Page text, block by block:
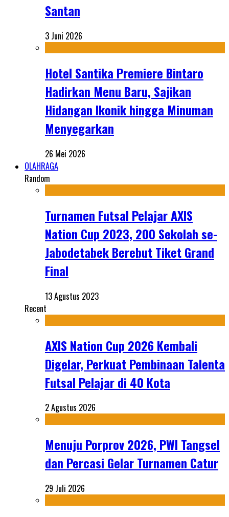
Santan
3 Juni 2026
Hotel Santika Premiere Bintaro
Hadirkan Menu Baru, Sajikan
Hidangan Ikonik hingga Minuman
Menyegarkan
26 Mei 2026
OLAHRAGA
Random
Turnamen Futsal Pelajar AXIS
Nation Cup 2023, 200 Sekolah se-
Jabodetabek Berebut Tiket Grand
Final
13 Agustus 2023
Recent
AXIS Nation Cup 2026 Kembali
Digelar, Perkuat Pembinaan Talenta
Futsal Pelajar di 40 Kota
2 Agustus 2026
Menuju Porprov 2026, PWI Tangsel
dan Percasi Gelar Turnamen Catur
29 Juli 2026